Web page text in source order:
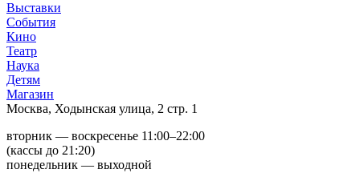
Выставки
События
Кино
Театр
Наука
Детям
Магазин
Москва, Ходынская улица, 2 стр. 1
вторник — воскресенье 11:00–22:00
(кассы до 21:20)
понедельник — выходной